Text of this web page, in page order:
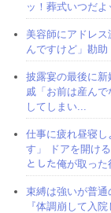
ッ！葬式いつだ
美容師にアドレ
んですけど」勘助
披露宴の最後に
戚「お前は産ん
してしまい...
仕事に疲れ昼寝
す」 ドアを開け
とした俺が取った
束縛は強いが普通
『体調崩して入